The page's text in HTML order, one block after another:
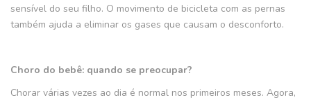
sensível do seu filho. O movimento de bicicleta com as pernas
também ajuda a eliminar os gases que causam o desconforto.
Choro do bebê: quando se preocupar?
Chorar várias vezes ao dia é normal nos primeiros meses. Agora,